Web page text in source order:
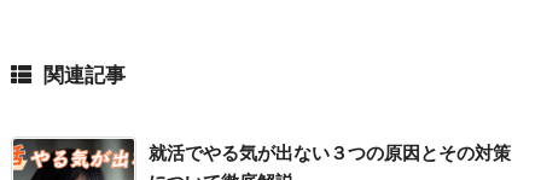
関連記事
就活でやる気が出ない３つの原因とその対策